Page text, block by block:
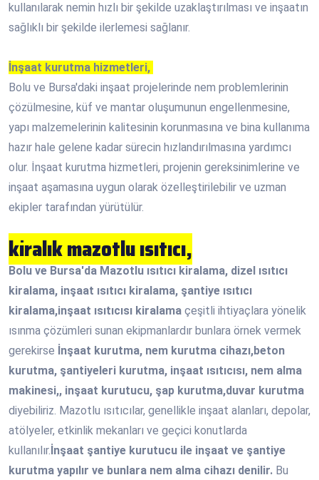
kullanılarak nemin hızlı bir şekilde uzaklaştırılması ve inşaatın
sağlıklı bir şekilde ilerlemesi sağlanır.
İnşaat kurutma hizmetleri,
Bolu ve Bursa'daki inşaat projelerinde nem problemlerinin
çözülmesine, küf ve mantar oluşumunun engellenmesine,
yapı malzemelerinin kalitesinin korunmasına ve bina kullanıma
hazır hale gelene kadar sürecin hızlandırılmasına yardımcı
olur. İnşaat kurutma hizmetleri, projenin gereksinimlerine ve
inşaat aşamasına uygun olarak özelleştirilebilir ve uzman
ekipler tarafından yürütülür.
kiralık mazotlu ısıtıcı,
Bolu ve Bursa'da Mazotlu ısıtıcı kiralama, dizel ısıtıcı
kiralama, inşaat ısıtıcı kiralama, şantiye ısıtıcı
kiralama,inşaat ısıtıcısı kiralama çeşitli ihtiyaçlara yönelik
ısınma çözümleri sunan ekipmanlardır bunlara örnek vermek
gerekirse İnşaat kurutma, nem kurutma cihazı,beton
kurutma, şantiyeleri kurutma, inşaat ısıtıcısı, nem alma
makinesi,, inşaat kurutucu, şap kurutma,duvar kurutma
diyebiliriz. Mazotlu ısıtıcılar, genellikle inşaat alanları, depolar,
atölyeler, etkinlik mekanları ve geçici konutlarda
kullanılır. İnşaat şantiye kurutucu ile inşaat ve şantiye
kurutma yapılır ve bunlara nem alma cihazı denilir. Bu